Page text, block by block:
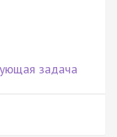
задача